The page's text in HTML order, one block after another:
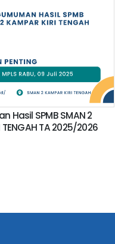
Hasil SPMB SMAN 2
TENGAH TA 2025/2026